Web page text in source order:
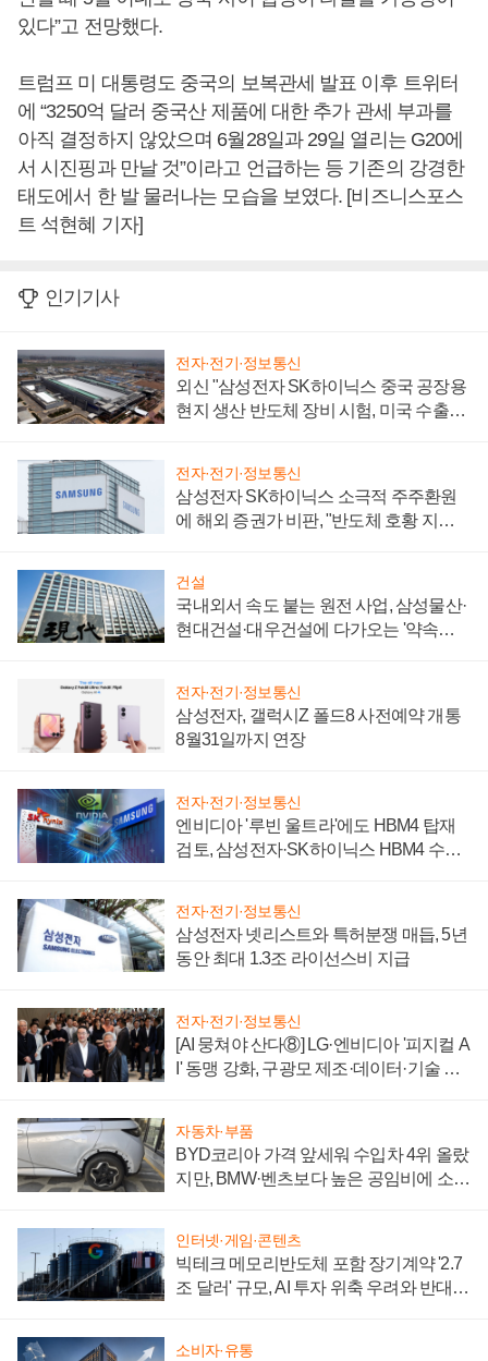
있다”고 전망했다.
트럼프 미 대통령도 중국의 보복관세 발표 이후 트위터
에 “3250억 달러 중국산 제품에 대한 추가 관세 부과를
아직 결정하지 않았으며 6월28일과 29일 열리는 G20에
서 시진핑과 만날 것”이라고 언급하는 등 기존의 강경한
태도에서 한 발 물러나는 모습을 보였다. [비즈니스포스
트 석현혜 기자]
인기기사
전자·전기·정보통신
외신 "삼성전자 SK하이닉스 중국 공장용
현지 생산 반도체 장비 시험, 미국 수출통
전자·전기·정보통신
삼성전자 SK하이닉스 소극적 주주환원
에 해외 증권가 비판, "반도체 호황 지속
건설
국내외서 속도 붙는 원전 사업, 삼성물산·
현대건설·대우건설에 다가오는 '약속의
전자·전기·정보통신
삼성전자, 갤럭시Z 폴드8 사전예약 개통
8월31일까지 연장
전자·전기·정보통신
엔비디아 '루빈 울트라'에도 HBM4 탑재
검토, 삼성전자·SK하이닉스 HBM4 수율
전자·전기·정보통신
삼성전자 넷리스트와 특허분쟁 매듭, 5년
동안 최대 1.3조 라이선스비 지급
전자·전기·정보통신
[AI 뭉쳐야 산다⑧] LG·엔비디아 '피지컬 A
I' 동맹 강화, 구광모 제조·데이터·기술 결
자동차·부품
BYD코리아 가격 앞세워 수입차 4위 올랐
지만, BMW·벤츠보다 높은 공임비에 소비
인터넷·게임·콘텐츠
빅테크 메모리반도체 포함 장기계약 '2.7
조 달러' 규모, AI 투자 위축 우려와 반대
소비자·유통